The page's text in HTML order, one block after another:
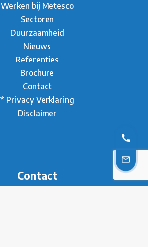
Werken bij Metesco
Sectoren
Duurzaamheid
Nieuws
Referenties
Brochure
Contact
* Privacy Verklaring
Disclaimer
Contact